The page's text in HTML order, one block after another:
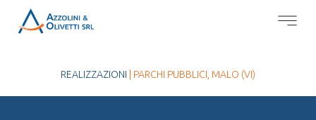
REALIZZAZIONI | PARCHI PUBBLICI, MALO (VI)